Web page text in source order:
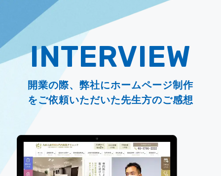
INTERVIEW
開業の際、弊社にホームページ制作
をご依頼いただいた先生方のご感想